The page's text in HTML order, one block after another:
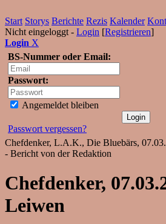
Start Storys Berichte Rezis Kalender
Nicht eingeloggt - Login [Registrieren]
Login X
BS-Nummer oder Email:
Passwort:
Angemeldet bleiben
Passwort vergessen?
Chefdenker, L.A.K., Die Bluebärs,
- Bericht von der Redaktion
Chefdenker,
Leiwen